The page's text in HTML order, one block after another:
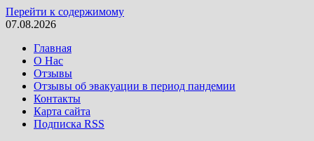
Перейти к содержимому
07.08.2026
Главная
О Нас
Отзывы
Отзывы об эвакуации в период пандемии
Контакты
Карта сайта
Подписка RSS